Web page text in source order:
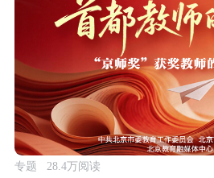
专题 28.4万阅读